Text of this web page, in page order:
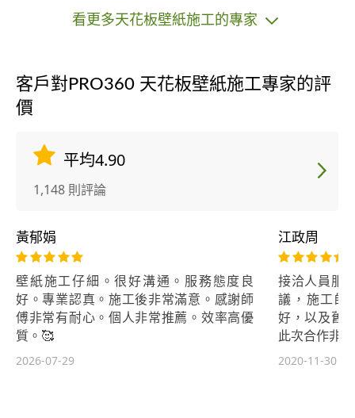
看更多天花板壁紙施工的專家
客戶對PRO360 天花板壁紙施工專家的評
價
平均4.90
1,148 則評論
黃郁娟
壁紙施工仔細。很好溝通。服務態度良
好。專業認真。施工後非常滿意。感謝師
傅非常有耐心。個人非常推薦。效率高優
質。🥰
2026-07-29
江政周
接洽人員服
議，施工師
好，以及舊
此次合作非
2020-11-30